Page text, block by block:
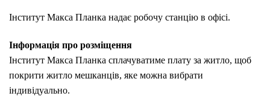
Інститут Макса Планка надає робочу станцію в офісі.
Інформація про розміщення
Інститут Макса Планка сплачуватиме плату за житло, щоб
покрити житло мешканців, яке можна вибрати
індивідуально.